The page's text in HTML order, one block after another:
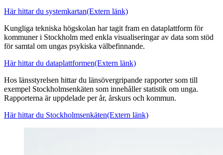
Här hittar du systemkartan(Extern länk)
Kungliga tekniska högskolan har tagit fram en dataplattform för
kommuner i Stockholm med enkla visualiseringar av data som stöd
för samtal om ungas psykiska välbefinnande.
Här hittar du dataplattformen(Extern länk)
Hos länsstyrelsen hittar du länsövergripande rapporter som till
exempel Stockholmsenkäten som innehåller statistik om unga.
Rapporterna är uppdelade per år, årskurs och kommun.
Här hittar du Stockholmsenkäten(Extern länk)